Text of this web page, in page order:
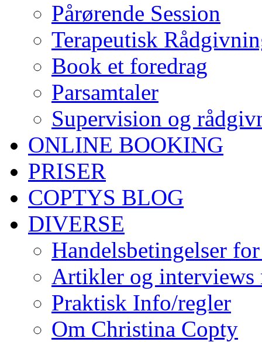
Pårørende Session
Terapeutisk
Book et foredrag
Parsamtaler
Supervision og
ONLINE BOOKING
PRISER
COPTYS BLOG
DIVERSE
Handelsbetingelser
Artikler og interviews
Praktisk Info/regler
Om Christina Copty